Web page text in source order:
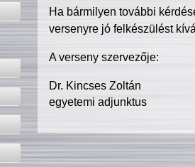
Ha bármilyen további
versenyre jó felkészülést
A verseny szervezője:
Dr. Kincses Zoltán
egyetemi adjunktus